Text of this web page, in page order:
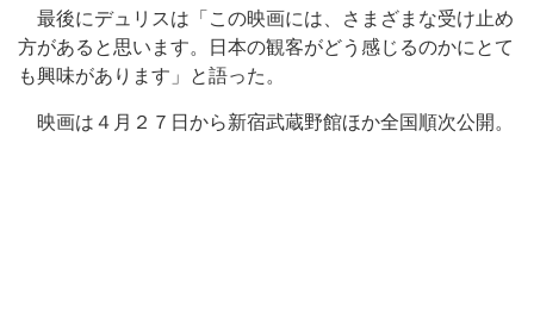
最後にデュリスは「この映画には、さまざまな受け止め
方があると思います。日本の観客がどう感じるのかにとて
も興味があります」と語った。
映画は４月２７日から新宿武蔵野館ほか全国順次公開。